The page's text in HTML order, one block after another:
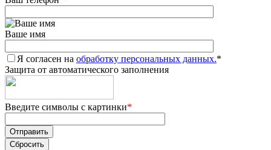
Ваше имя
Я согласен на обработку персональных данных.*
Защита от автоматического заполнения
Введите символы с картинки*